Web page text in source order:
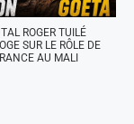
ROGER TUILÉ
SUR LE RÔLE DE
AU MALI